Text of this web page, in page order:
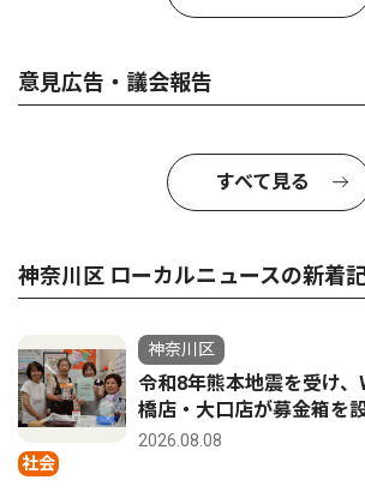
意見広告・議会報告
すべて見る
神奈川区 ローカルニュースの新着
社会
神奈川区
令和8年熊本地震を受け、
橋店・大口店が募金箱を
2026.08.08